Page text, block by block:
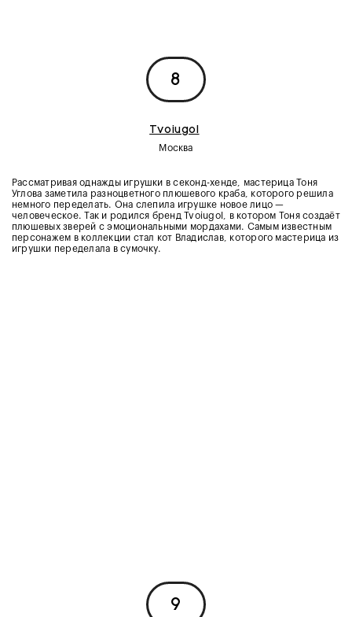
8
Tvoiugol
Москва
Рассматривая однажды игрушки в секонд-хенде, мастерица Тоня
Углова заметила разноцветного плюшевого краба, которого решила
немного переделать. Она слепила игрушке новое лицо —
человеческое. Так и родился бренд Tvoiugol, в котором Тоня создаёт
плюшевых зверей с эмоциональными мордахами. Самым известным
персонажем в коллекции стал кот Владислав, которого мастерица из
игрушки переделала в сумочку.
9